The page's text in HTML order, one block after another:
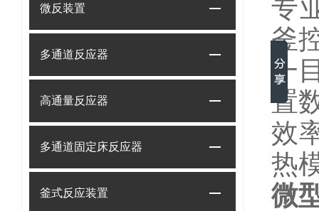
微反装置
多通道反应器
高通量反应器
多通道固定床反应器
釜式反应装置
专
釜
一
置
效
热
微